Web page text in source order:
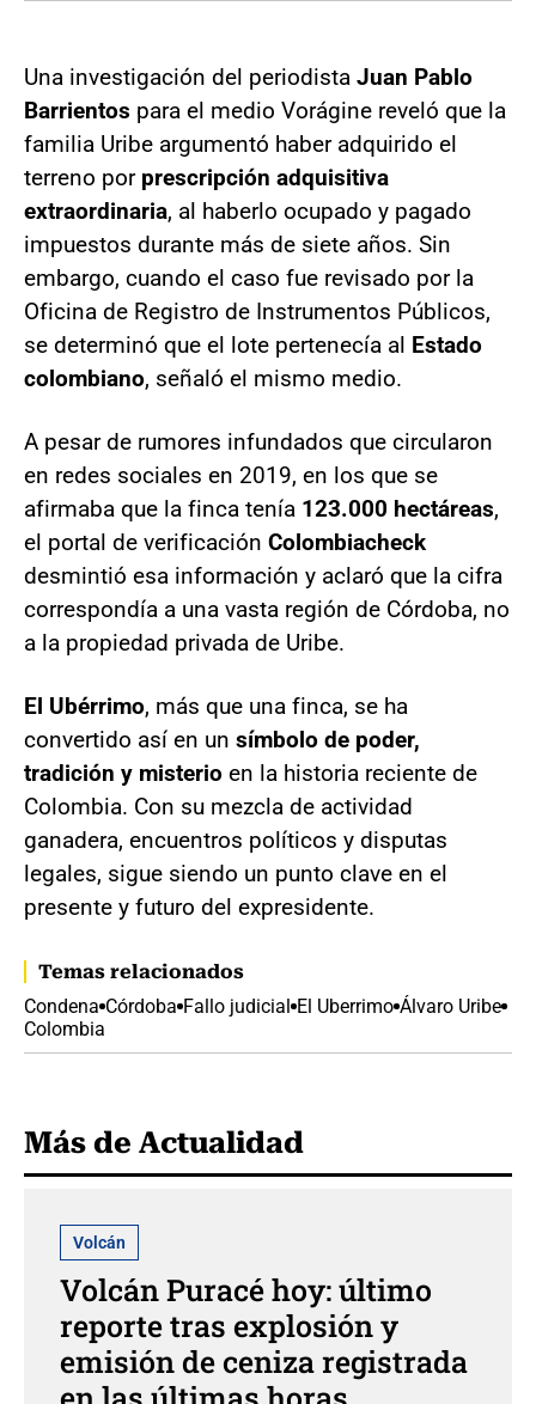
Una investigación del periodista Juan Pablo
Barrientos para el medio Vorágine reveló que la
familia Uribe argumentó haber adquirido el
terreno por prescripción adquisitiva
extraordinaria, al haberlo ocupado y pagado
impuestos durante más de siete años. Sin
embargo, cuando el caso fue revisado por la
Oficina de Registro de Instrumentos Públicos,
se determinó que el lote pertenecía al Estado
colombiano, señaló el mismo medio.
A pesar de rumores infundados que circularon
en redes sociales en 2019, en los que se
afirmaba que la finca tenía 123.000 hectáreas,
el portal de verificación Colombiacheck
desmintió esa información y aclaró que la cifra
correspondía a una vasta región de Córdoba, no
a la propiedad privada de Uribe.
El Ubérrimo, más que una finca, se ha
convertido así en un símbolo de poder,
tradición y misterio en la historia reciente de
Colombia. Con su mezcla de actividad
ganadera, encuentros políticos y disputas
legales, sigue siendo un punto clave en el
presente y futuro del expresidente.
Temas relacionados
Condena Córdoba Fallo judicial El Uberrimo Álvaro Uribe
Colombia
Más de Actualidad
Volcán
Volcán Puracé hoy: último
reporte tras explosión y
emisión de ceniza registrada